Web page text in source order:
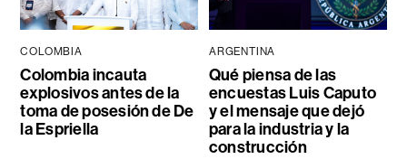
COLOMBIA
Colombia incauta
explosivos antes de la
toma de posesión de De
la Espriella
ARGENTINA
Qué piensa de las
encuestas Luis Caputo
y el mensaje que dejó
para la industria y la
construcción